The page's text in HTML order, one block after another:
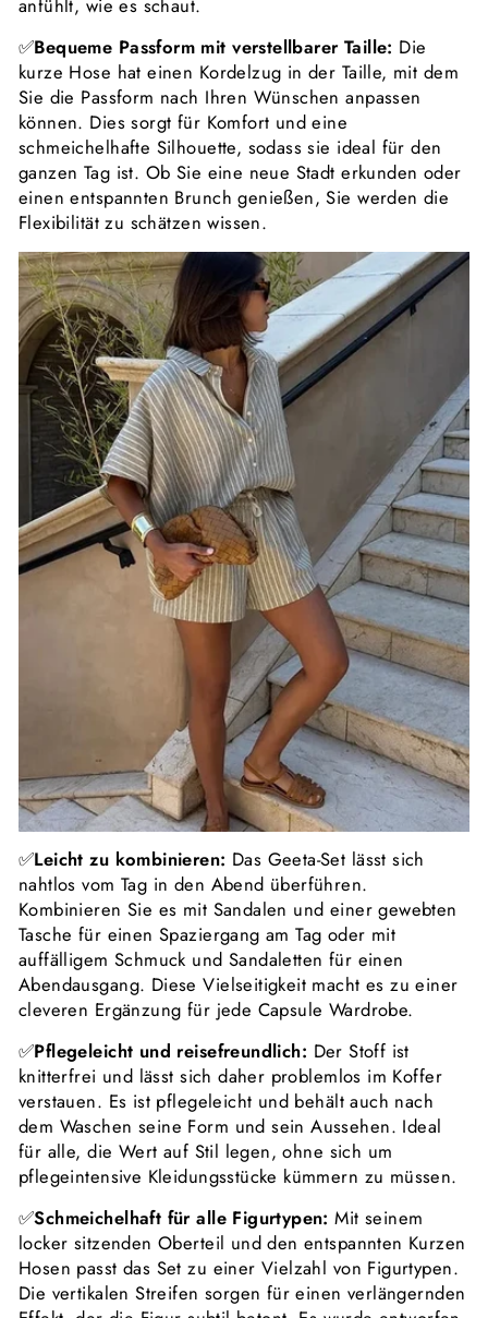
anfühlt, wie es schaut.
✅Bequeme Passform mit verstellbarer Taille: Die
kurze Hose hat einen Kordelzug in der Taille, mit dem
Sie die Passform nach Ihren Wünschen anpassen
können. Dies sorgt für Komfort und eine
schmeichelhafte Silhouette, sodass sie ideal für den
ganzen Tag ist. Ob Sie eine neue Stadt erkunden oder
einen entspannten Brunch genießen, Sie werden die
Flexibilität zu schätzen wissen.
✅Leicht zu kombinieren: Das Geeta-Set lässt sich
nahtlos vom Tag in den Abend überführen.
Kombinieren Sie es mit Sandalen und einer gewebten
Tasche für einen Spaziergang am Tag oder mit
auffälligem Schmuck und Sandaletten für einen
Abendausgang. Diese Vielseitigkeit macht es zu einer
cleveren Ergänzung für jede Capsule Wardrobe.
✅Pflegeleicht und reisefreundlich: Der Stoff ist
knitterfrei und lässt sich daher problemlos im Koffer
verstauen. Es ist pflegeleicht und behält auch nach
dem Waschen seine Form und sein Aussehen. Ideal
für alle, die Wert auf Stil legen, ohne sich um
pflegeintensive Kleidungsstücke kümmern zu müssen.
✅Schmeichelhaft für alle Figurtypen: Mit seinem
locker sitzenden Oberteil und den entspannten Kurzen
Hosen passt das Set zu einer Vielzahl von Figurtypen.
Die vertikalen Streifen sorgen für einen verlängernden